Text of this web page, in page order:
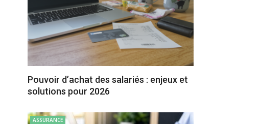
Pouvoir d’achat des salariés : enjeux et
solutions pour 2026
ASSURANCE